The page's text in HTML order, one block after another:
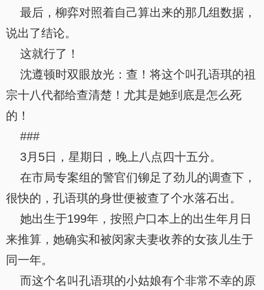
最后，柳弈对照着自己算出来的那几组数据，
说出了结论。
这就行了！
沈遵顿时双眼放光：查！将这个叫孔语琪的祖
宗十八代都给查清楚！尤其是她到底是怎么死
的！
###
3月5日，星期日，晚上八点四十五分。
在市局专案组的警官们铆足了劲儿的调查下，
很快的，孔语琪的身世便被查了个水落石出。
她出生于199年，按照户口本上的出生年月日
来推算，她确实和被闵家夫妻收养的女孩儿生于
同一年。
而这个名叫孔语琪的小姑娘有个非常不幸的原